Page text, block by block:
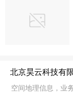
北京昊云科技有
空间地理信息，业